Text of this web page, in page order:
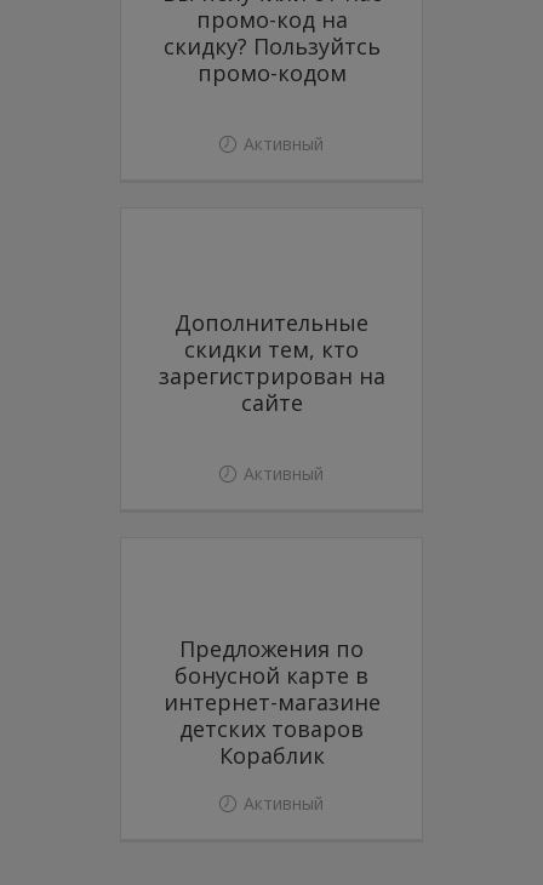
промо-код на
скидку? Пользуйтсь
промо-кодом
Активный
Дополнительные
скидки тем, кто
зарегистрирован на
сайте
Активный
Предложения по
бонусной карте в
интернет-магазине
детских товаров
Кораблик
Активный